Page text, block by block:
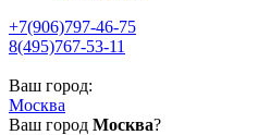
+7(906)797-46-75
8(495)767-53-11
Ваш город:
Москва
Ваш город Москва?